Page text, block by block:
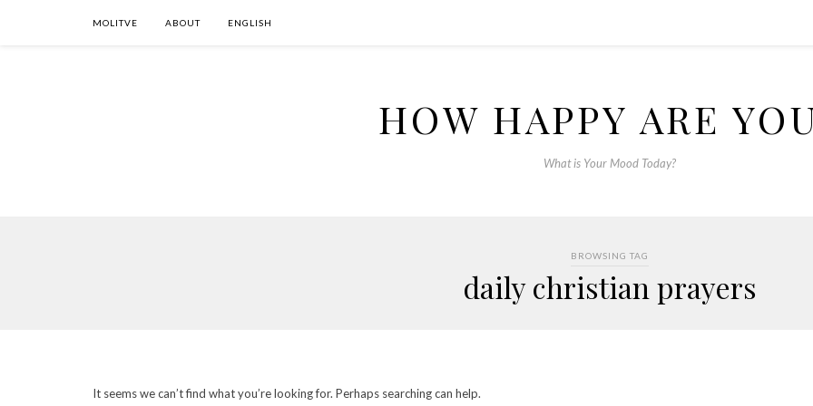
MOLITVE ABOUT ENGLISH
HOW HAPPY ARE
What is Your Mood Today?
BROWSING TAG
daily christian prayers
It seems we can’t find what you’re looking for. Perhaps searching can help.